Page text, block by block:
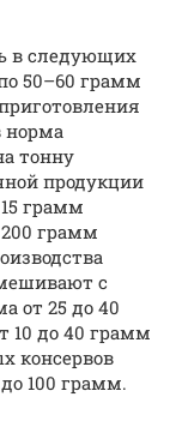
в следующих
50–60 грамм
норма
тонну
продукции
грамм
грамм
с
от 25 до 40
10 до 40 грамм
консервов
100 грамм.